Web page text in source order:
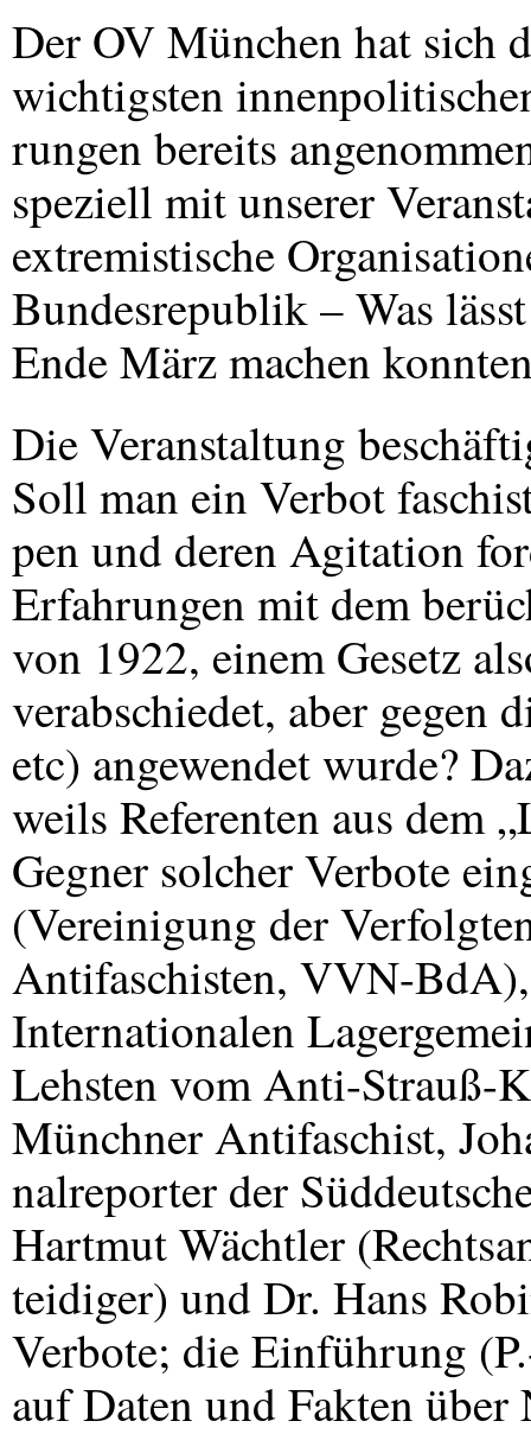
Der OV München hat sich
wichtigsten
rungen bereits
speziell mit unserer
extremistische
Bundesrepublik – Was
Ende März machen
Die Veranstaltung
Soll man ein Verbot
pen und deren Agitation
Erfahrungen mit dem
von 1922, einem Gesetz
verabschiedet, aber gegen
etc) angewendet wurde?
weils Referenten aus dem
Gegner solcher Verbote
(Vereinigung der
Antifaschisten, VVN-
Internationalen
Lehsten vom Anti-Strauß-
Münchner Antifaschist,
nalreporter der
Hartmut Wächtler
teidiger) und Dr. Hans
Verbote; die Einführung
auf Daten und Fakten